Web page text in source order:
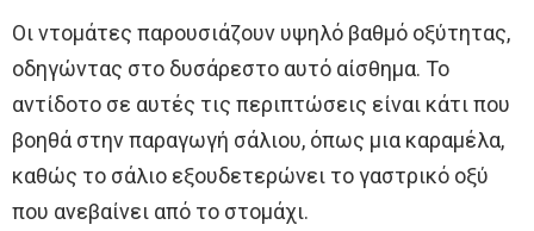
Οι ντομάτες παρουσιάζουν υψηλό βαθμό οξύτητας,
οδηγώντας στο δυσάρεστο αυτό αίσθημα. Το
αντίδοτο σε αυτές τις περιπτώσεις είναι κάτι που
βοηθά στην παραγωγή σάλιου, όπως μια καραμέλα,
καθώς το σάλιο εξουδετερώνει το γαστρικό οξύ
που ανεβαίνει από το στομάχι.